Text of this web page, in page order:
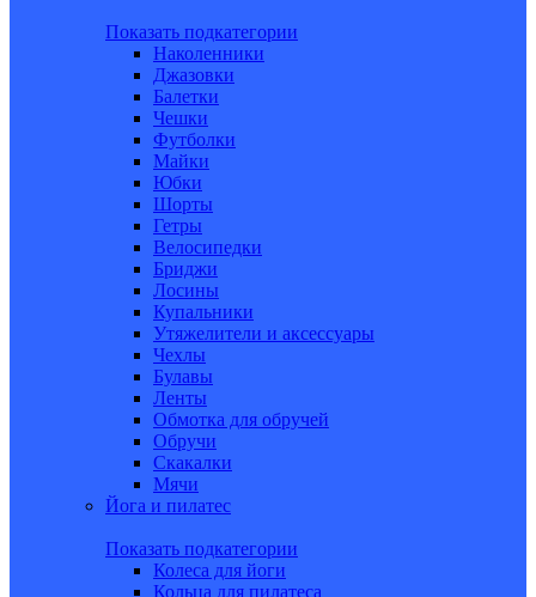
Показать подкатегории
Наколенники
Джазовки
Балетки
Чешки
Футболки
Майки
Юбки
Шорты
Гетры
Велосипедки
Бриджи
Лосины
Купальники
Утяжелители и аксессуары
Чехлы
Булавы
Ленты
Обмотка для обручей
Обручи
Скакалки
Мячи
Йога и пилатес
Показать подкатегории
Колеса для йоги
Кольца для пилатеса